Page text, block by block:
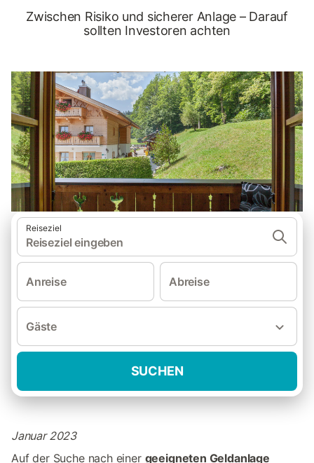
Zwischen Risiko und sicherer Anlage – Darauf
sollten Investoren achten
Reiseziel
Reiseziel eingeben
Anreise Abreise
Gäste
SUCHEN
Januar 2023
Auf der Suche nach einer geeigneten Geldanlage